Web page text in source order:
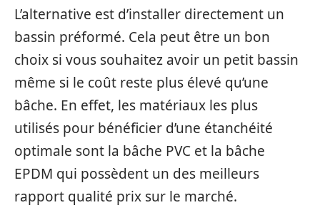
L’alternative est d’installer directement un
bassin préformé. Cela peut être un bon
choix si vous souhaitez avoir un petit bassin
même si le coût reste plus élevé qu’une
bâche. En effet, les matériaux les plus
utilisés pour bénéficier d’une étanchéité
optimale sont la bâche PVC et la bâche
EPDM qui possèdent un des meilleurs
rapport qualité prix sur le marché.